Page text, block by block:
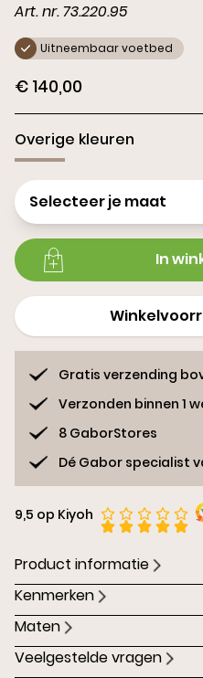
Art. nr. 73.220.95
Uitneembaar voetbed
€ 140,00
Overige kleuren
Selecteer je maat
In
Gratis verzending
Verzonden binnen 1
8 GaborStores
Dé Gabor specialist
9,5 op Kiyoh
Product informatie
Kenmerken
Maten
Veelgestelde vragen